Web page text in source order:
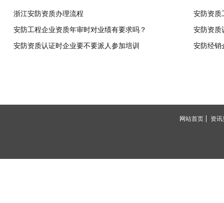
浙江安防资质办理流程
安防资质
安防工程企业资质年审时对业绩有要求吗？
安防资质
安防资质认证时企业要不要派人参加培训
安防经销
网站首页 资讯